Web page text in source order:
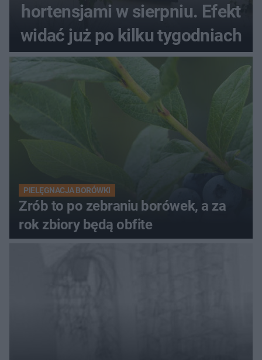
hortensjami w sierpniu. Efekt
widać już po kilku tygodniach
PIELĘGNACJA BORÓWKI
Zrób to po zebraniu borówek, a za
rok zbiory będą obfite